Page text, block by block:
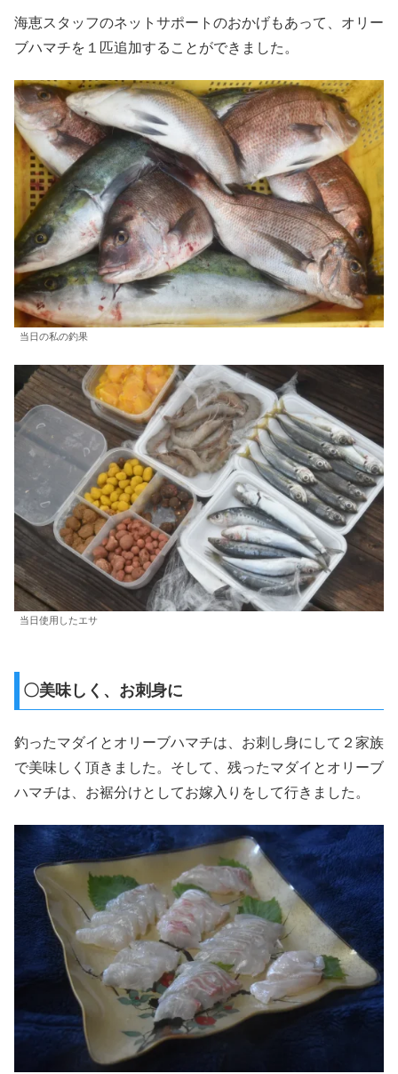
海恵スタッフのネットサポートのおかげもあって、オリー
ブハマチを１匹追加することができました。
当日の私の釣果
当日使用したエサ
〇美味しく、お刺身に
釣ったマダイとオリーブハマチは、お刺し身にして２家族
で美味しく頂きました。そして、残ったマダイとオリーブ
ハマチは、お裾分けとしてお嫁入りをして行きました。